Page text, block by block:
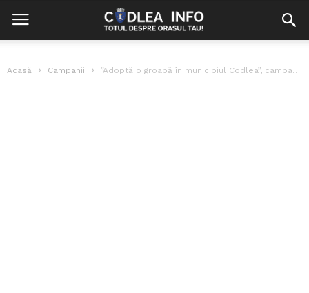
Acasă Campanii ”Adoptă o groapă în municipiul Codlea”, campanie lansată la Codlea